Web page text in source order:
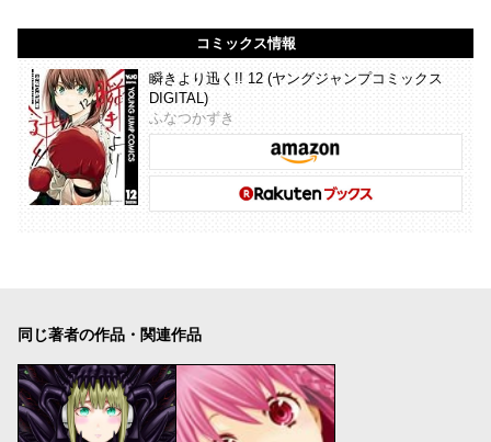
コミックス情報
瞬きより迅く!! 12 (ヤングジャンプコミックス
DIGITAL)
ふなつかずき
同じ著者の作品・関連作品